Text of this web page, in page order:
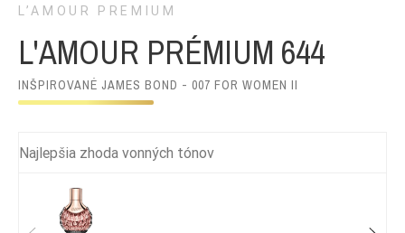
L’AMOUR PREMIUM
L'AMOUR PRÉMIUM 644
INŠPIROVANÉ JAMES BOND - 007 FOR WOMEN II
Najlepšia zhoda vonných tónov